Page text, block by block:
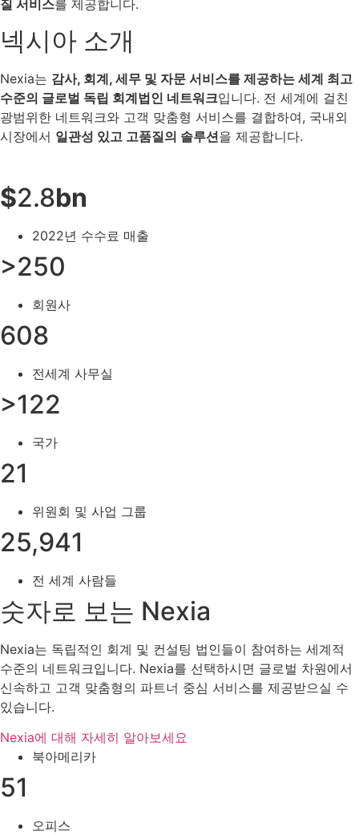
질 서비스를 제공합니다.
넥시아 소개
Nexia는 감사, 회계, 세무 및 자문 서비스를 제공하는 세계 최고
수준의 글로벌 독립 회계법인 네트워크입니다. 전 세계에 걸친
광범위한 네트워크와 고객 맞춤형 서비스를 결합하여, 국내외
시장에서 일관성 있고 고품질의 솔루션을 제공합니다.
$2.8bn
2022년 수수료 매출
>250
회원사
608
전세계 사무실
>122
국가
21
위원회 및 사업 그룹
25,941
전 세계 사람들
숫자로 보는 Nexia
Nexia는 독립적인 회계 및 컨설팅 법인들이 참여하는 세계적
수준의 네트워크입니다. Nexia를 선택하시면 글로벌 차원에서
신속하고 고객 맞춤형의 파트너 중심 서비스를 제공받으실 수
있습니다.
Nexia에 대해 자세히 알아보세요
북아메리카
51
오피스